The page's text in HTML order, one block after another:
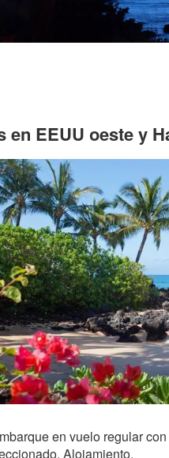
EEUU oeste y
en vuelo regular
Alojamiento.